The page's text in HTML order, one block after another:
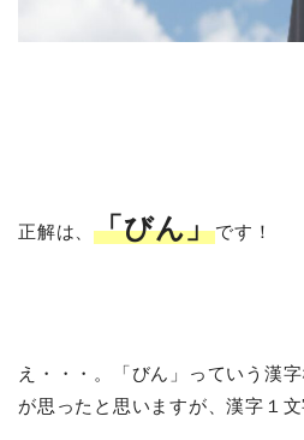
正解は、「びん」です！
え・・・。「びん」っていう漢
が思ったと思いますが、漢字１